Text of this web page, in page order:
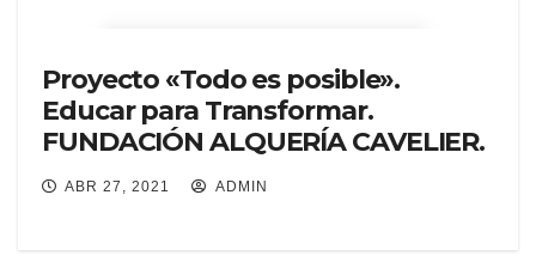
Proyecto «Todo es posible».
Educar para Transformar.
FUNDACIÓN ALQUERÍA CAVELIER.
ABR 27, 2021 ADMIN